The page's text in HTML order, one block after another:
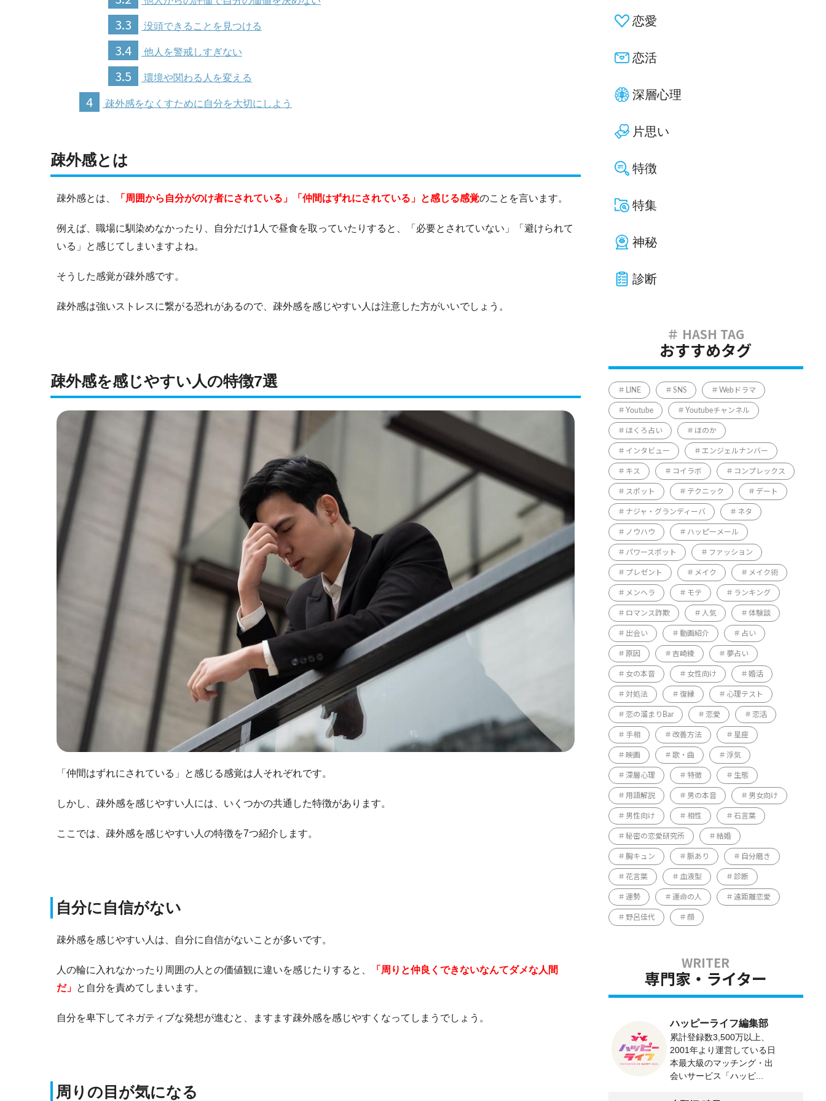
3.3 没頭できることを見つける
3.4 他人を警戒しすぎない
3.5 環境や関わる人を変える
4 疎外感をなくすために自分を大切にしよう
疎外感とは
疎外感とは、 「周囲から自分がのけ者にされている」「仲間はずれにされている」と感じる感覚のことを言います。
例えば、職場に馴染めなかったり、自分だけ1人で昼食を取っていたりすると、「必要とされていない」「避けられて
いる」と感じてしまいますよね。
そうした感覚が疎外感です。
疎外感は強いストレスに繋がる恐れがあるので、疎外感を感じやすい人は注意した方がいいでしょう。
疎外感を感じやすい人の特徴7選
「仲間はずれにされている」と感じる感覚は人それぞれです。
しかし、疎外感を感じやすい人には、いくつかの共通した特徴があります。
ここでは、疎外感を感じやすい人の特徴を7つ紹介します。
自分に自信がない
疎外感を感じやすい人は、自分に自信がないことが多いです。
人の輪に入れなかったり周囲の人との価値観に違いを感じたりすると、
「周りと仲良くできないなんてダメな人間
だ」 と自分を責めてしまいます。
自分を卑下してネガティブな発想が進むと、ますます疎外感を感じやすくなってしまうでしょう。
周りの目が気になる
恋愛
恋活
深層心理
片思い
特徴
特集
神秘
診断
おすすめタグ
LINE SNS Webドラマ
Youtube Youtubeチャンネル
ほくろ占い ほのか
インタビュー エンジェルナンバー
キス コイラボ コンプレックス
スポット テクニック デート
ナジャ・グランディーバ ネタ
ノウハウ ハッピーメール
パワースポット ファッション
プレゼント メイク メイク術
メンヘラ モテ ランキング
ロマンス詐欺 人気 体験談
出会い 動画紹介 占い
原因 吉崎綾 夢占い
女の本音 女性向け 婚活
対処法 復縁 心理テスト
恋の溜まりBar 恋愛 恋活
手相 改善方法 星座
映画 歌・曲 浮気
深層心理 特徴 生態
用語解説 男の本音 男女向け
男性向け 相性 石言葉
秘密の恋愛研究所 結婚
胸キュン 脈あり 自分磨き
花言葉 血液型 診断
運勢 運命の人 遠距離恋愛
野呂佳代 顔
専門家・ライター
ハッピーライフ編集部
累計登録数3,500万以上、
2001年より運営している日
本最大級のマッチング・出
会いサービス「ハッピ...